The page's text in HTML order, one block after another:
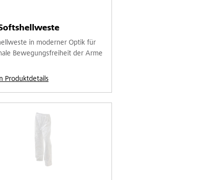
in moderner Optik für
Bewegungsfreiheit der Arme
Produktdetails